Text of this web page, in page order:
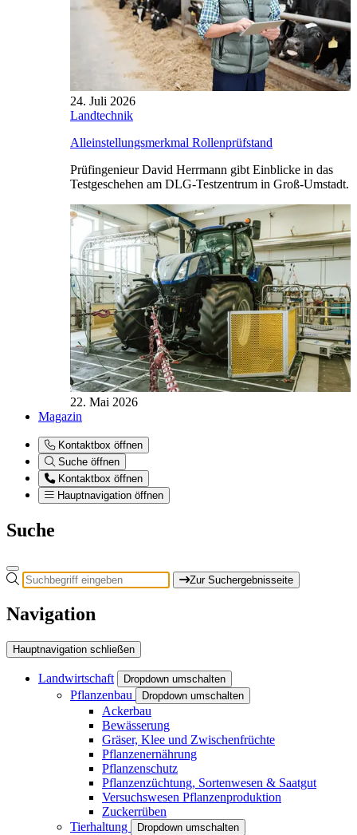
24. Juli 2026
Landtechnik
Alleinstellungsmerkmal Rollenprüfstand
Prüfingenieur David Herrmann gibt Einblicke in das
Testgeschehen am DLG-Testzentrum in Groß-Umstadt.
22. Mai 2026
Magazin
Kontaktbox öffnen
Suche öffnen
Kontaktbox öffnen
Hauptnavigation öffnen
Suche
Zur Suchergebnisseite
Navigation
Hauptnavigation schließen
Landwirtschaft Dropdown umschalten
Pflanzenbau Dropdown umschalten
Ackerbau
Bewässerung
Gräser, Klee und Zwischenfrüchte
Pflanzenernährung
Pflanzenschutz
Pflanzenzüchtung, Sortenwesen & Saatgut
Versuchswesen Pflanzenproduktion
Zuckerrüben
Tierhaltung
Dropdown umschalten